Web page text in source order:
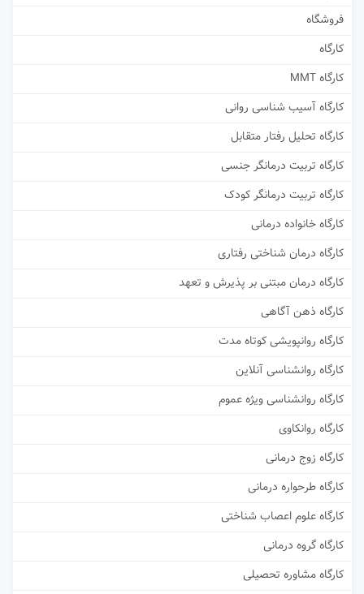
فروشگاه
کارگاه
کارگاه MMT
کارگاه آسیب شناسی روانی
کارگاه تحلیل رفتار متقابل
کارگاه تربیت درمانگر جنسی
کارگاه تربیت درمانگر کودک
کارگاه خانواده درمانی
کارگاه درمان شناختی رفتاری
کارگاه درمان مبتنی بر پذیرش و تعهد
کارگاه ذهن آگاهی
کارگاه روانپویشی کوتاه مدت
کارگاه روانشناسی آنلاین
کارگاه روانشناسی ویژه عموم
کارگاه روانکاوی
کارگاه زوج درمانی
کارگاه طرحواره درمانی
کارگاه علوم اعصاب شناختی
کارگاه گروه درمانی
کارگاه مشاوره تحصیلی